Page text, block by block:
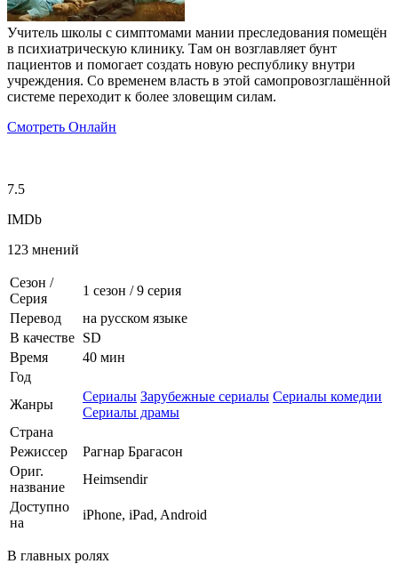
Учитель школы с симптомами мании преследования помещён
в психиатрическую клинику. Там он возглавляет бунт
пациентов и помогает создать новую республику внутри
учреждения. Со временем власть в этой самопровозглашённой
системе переходит к более зловещим силам.
Смотреть Онлайн
7.5
IMDb
123 мнений
Сезон /
Серия
1 сезон /9 серия
Перевод
на русском языке
В качестве SD
Время
40 мин
Год
Жанры
Сериалы Зарубежные сериалы Сериалы комедии
Сериалы драмы
Страна
Режиссер
Рагнар Брагасон
Ориг.
название
Heimsendir
Доступно
на
iPhone, iPad, Android
В главных ролях